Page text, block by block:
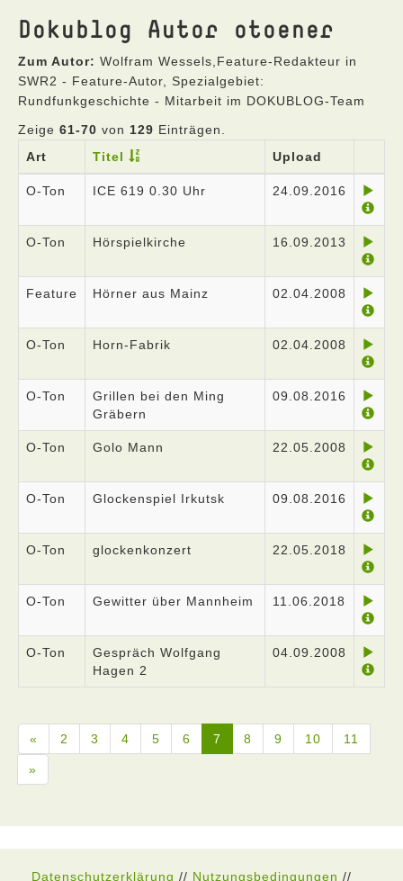
Dokublog Autor otoener
Zum Autor: Wolfram Wessels,Feature-Redakteur in
SWR2 - Feature-Autor, Spezialgebiet:
Rundfunkgeschichte - Mitarbeit im DOKUBLOG-Team
Zeige 61-70 von 129 Einträgen.
Art
Titel Upload
O-Ton ICE 619 0.30 Uhr 24.09.2016
O-Ton Hörspielkirche 16.09.2013
Feature Hörner aus Mainz 02.04.2008
O-Ton Horn-Fabrik 02.04.2008
O-Ton
Grillen bei den Ming
Gräbern
09.08.2016
O-Ton Golo Mann 22.05.2008
O-Ton Glockenspiel Irkutsk 09.08.2016
O-Ton glockenkonzert 22.05.2018
O-Ton Gewitter über Mannheim 11.06.2018
O-Ton
Gespräch Wolfgang
Hagen 2
04.09.2008
« 2 3 4 5 6 7 8 9 10 11
»
Datenschutzerklärung // Nutzungsbedingungen //